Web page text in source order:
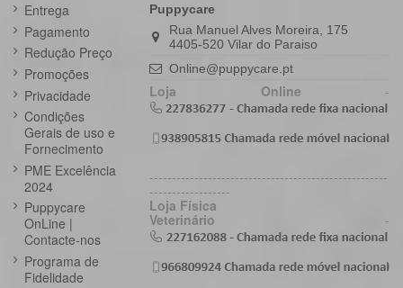
Entrega
Pagamento
Redução Preço
Promoções
Privacidade
Condições
Gerais de uso e
Fornecimento
PME Excelência
2024
Puppycare
OnLine |
Contacte-nos
Programa de
Fidelidade
Puppycare
Rua Manuel Alves Moreira, 175
4405-520 Vilar do Paraiso
Online@puppycare.pt
Loja Online -
-----------------------------------------------------
------------------
Loja Física
Veterinário -